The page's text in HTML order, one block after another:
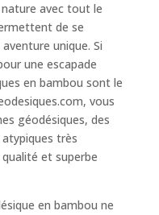
avec tout le
de se
unique. Si
une escapade
en bambou sont le
vous
géodésiques, des
très
et superbe
en bambou ne